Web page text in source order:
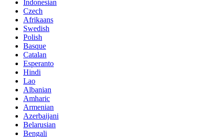
Indonesian
Czech
Afrikaans
Swedish
Polish
Basque
Catalan
Esperanto
Hindi
Lao
Albanian
Amharic
Armenian
Azerbaijani
Belarusian
Bengali